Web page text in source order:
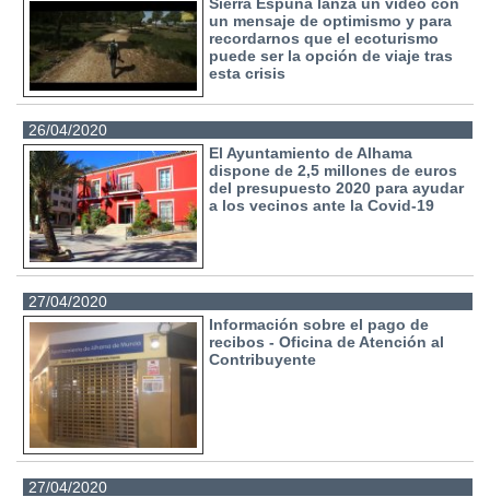
un mensaje de optimismo y para
recordarnos que el ecoturismo
puede ser la opción de viaje tras
esta crisis
26/04/2020
El Ayuntamiento de Alhama
dispone de 2,5 millones de euros
del presupuesto 2020 para ayudar
a los vecinos ante la Covid-19
27/04/2020
Información sobre el pago de
recibos - Oficina de Atención al
Contribuyente
27/04/2020